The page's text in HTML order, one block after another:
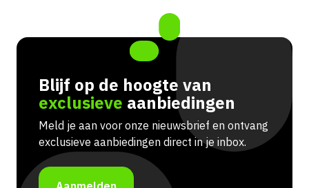
Blijf op de hoogte van
exclusieve aanbiedingen
Meld je aan voor onze nieuwsbrief en ontvang
exclusieve aanbiedingen direct in je inbox.